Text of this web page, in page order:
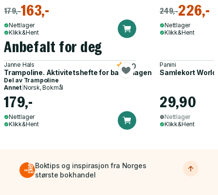
179,-163,-
Nettlager
Klikk&Hent
249,-226,-
Nettlager
Klikk&Hent
Anbefalt for deg
Janne Hals
Trampoline. Aktivitetshefte for barnehagen
5.0
Del av Trampoline
Annet Norsk, Bokmål
179,-
Nettlager
Klikk&Hent
Panini
Samlekort
29,90
Nettlager
Klikk&Hent
Boktips og inspirasjon fra Norges
største bokhandel